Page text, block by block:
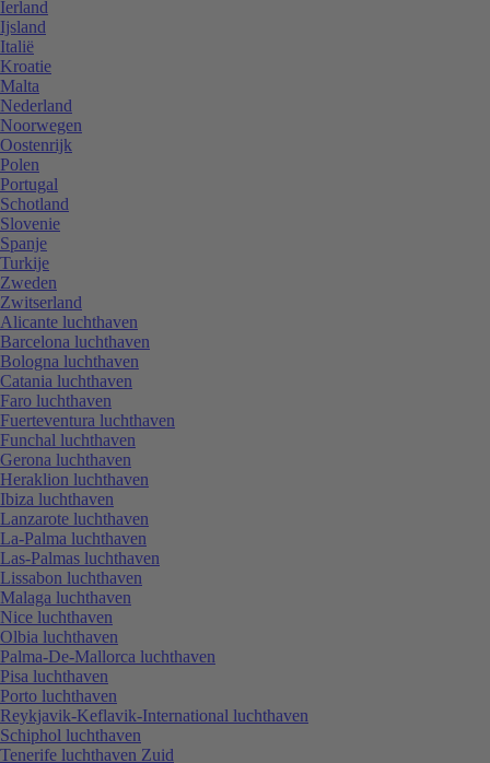
Ierland
Ijsland
Italië
Kroatie
Malta
Nederland
Noorwegen
Oostenrijk
Polen
Portugal
Schotland
Slovenie
Spanje
Turkije
Zweden
Zwitserland
Alicante luchthaven
Barcelona luchthaven
Bologna luchthaven
Catania luchthaven
Faro luchthaven
Fuerteventura luchthaven
Funchal luchthaven
Gerona luchthaven
Heraklion luchthaven
Ibiza luchthaven
Lanzarote luchthaven
La-Palma luchthaven
Las-Palmas luchthaven
Lissabon luchthaven
Malaga luchthaven
Nice luchthaven
Olbia luchthaven
Palma-De-Mallorca luchthaven
Pisa luchthaven
Porto luchthaven
Reykjavik-Keflavik-International luchthaven
Schiphol luchthaven
Tenerife luchthaven Zuid